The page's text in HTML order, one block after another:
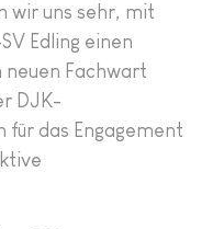
wir uns sehr, mit
Edling einen
Fachwart
DJK-
für das Engagement